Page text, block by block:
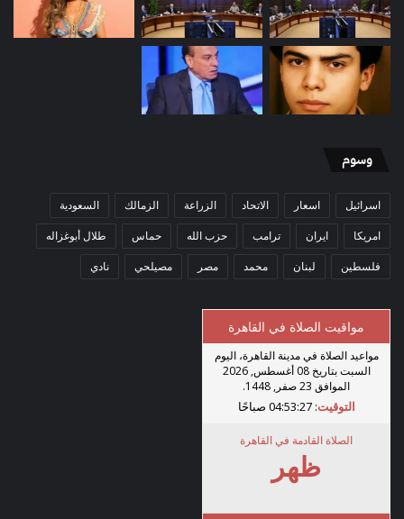
وسوم
اسرائيل اسعار الاتحاد الزراعة الزمالك السعودية
امريكا ايران ترامب حزب الله حماس طلال أبوغزاله
فلسطين لبنان محمد مصر مصيلحي نادي